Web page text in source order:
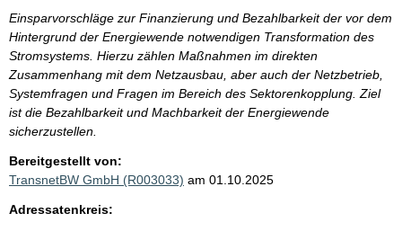
Einsparvorschläge zur Finanzierung und Bezahlbarkeit der vor dem
Hintergrund der Energiewende notwendigen Transformation des
Stromsystems. Hierzu zählen Maßnahmen im direkten
Zusammenhang mit dem Netzausbau, aber auch der Netzbetrieb,
Systemfragen und Fragen im Bereich des Sektorenkopplung. Ziel
ist die Bezahlbarkeit und Machbarkeit der Energiewende
sicherzustellen.
Bereitgestellt von:
TransnetBW GmbH (R003033) am 01.10.2025
Adressatenkreis: